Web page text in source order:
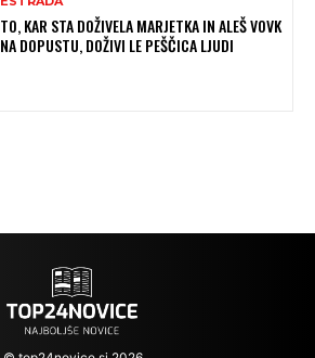
TO, KAR STA DOŽIVELA MARJETKA IN ALEŠ VOVK
NA DOPUSTU, DOŽIVI LE PEŠČICA LJUDI